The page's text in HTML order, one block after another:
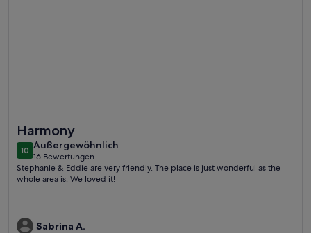
Harmony
1010 von 10
Außergewöhnlich
außergewöhnlich
16 Bewertungen
(16
bewertungen)
Stephanie & Eddie are very friendly. The place is just wonderful as the
whole area is. We loved it!
Sabrina A.